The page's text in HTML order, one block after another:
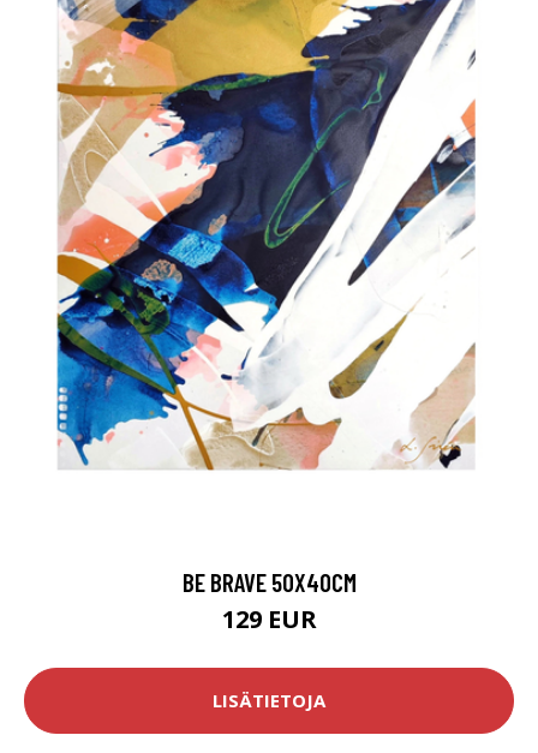
BE BRAVE 50X40CM
129 EUR
LISÄTIETOJA